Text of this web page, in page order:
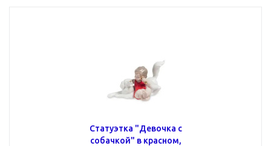
Статуэтка "Девочка с
собачкой" в красном,